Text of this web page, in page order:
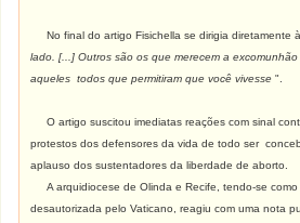
No final do artigo Fisichella se dirigia diretamente
lado. [...] Outros são os que merecem a
aqueles todos que permitiram que você vivesse".
O artigo suscitou imediatas reações com sinal
protestos dos defensores da vida de todo ser
aplauso dos sustentadores da liberdade de aborto.
A arquidiocese de Olinda e Recife, tendo-se como
desautorizada pelo Vaticano, reagiu com uma nota